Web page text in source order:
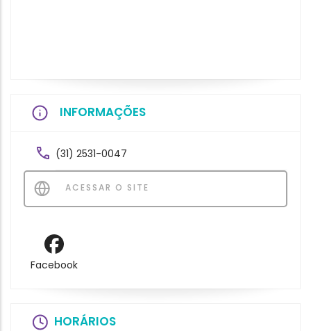
INFORMAÇÕES
(31) 2531-0047
ACESSAR O SITE
Facebook
HORÁRIOS